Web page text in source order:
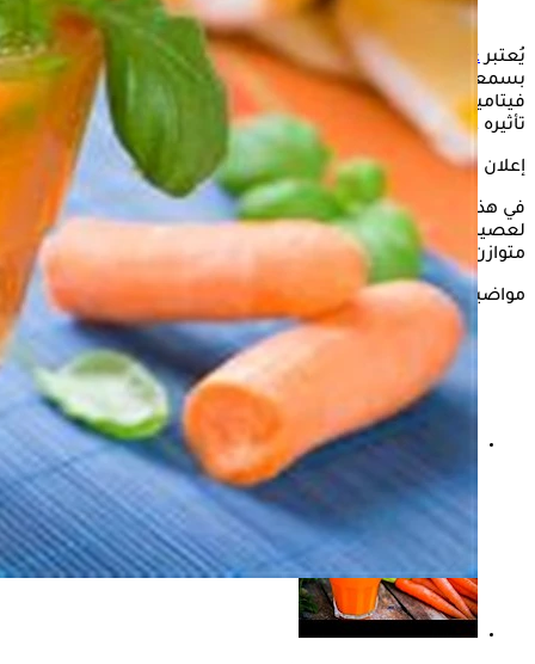
يُعتبرعصير الجزرواحدًا من المشروبات المغذية التي تتمتع
بسمعة طيبة لاحتوائه على العديد من الفوائد الصحية، ويحتوي على
فيتامين أ وخصائصه المضادة للأكسدة، إلا أن هناك تساؤلات حول
تأثيره على الوزن، وإمكانية إضافته في النظام الغذائي أم لا.
إعلان
في هذا السياق، يلقي "الكونسلتو" الضوء على القيمة الغذائية
لعصير الجزر، وتأثيره على الوزن، وكيفية تضمينه في نظام غذائي
متوازن، وفقا لموقع "هيلث سايت".
مواضيع ذات صلة
هل الوزن الزائد يؤثر على الإنجاب؟